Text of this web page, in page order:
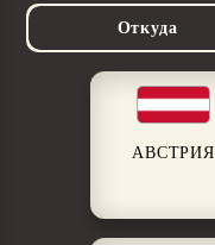
Откуда
АВСТРИЯ